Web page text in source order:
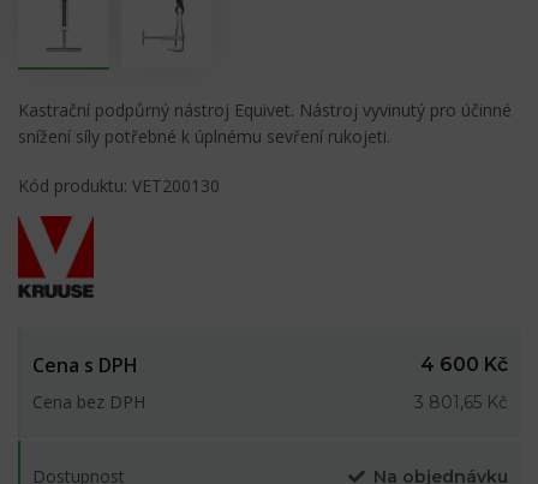
Kastrační podpůrný nástroj Equivet. Nástroj vyvinutý pro účinné
snížení síly potřebné k úplnému sevření rukojeti.
Kód produktu: VET200130
Cena s DPH
4 600 Kč
Cena bez DPH
3 801,65 Kč
Dostupnost Na objednávku